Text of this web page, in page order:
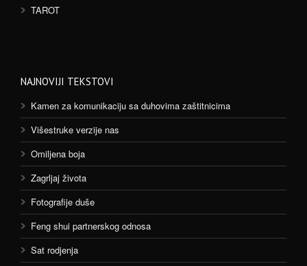
TAROT
NAJNOVIJI TEKSTOVI
Kamen za komunikaciju sa duhovima zaštitnicima
Višestruke verzije nas
Omiljena boja
Zagrljaj života
Fotografije duše
Feng shui partnerskog odnosa
Sat rodjenja